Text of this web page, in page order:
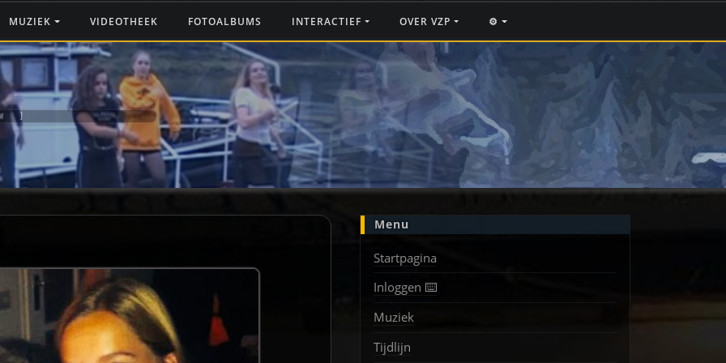
MUZIEK VIDEOTHEEK FOTOALBUMS INTERACTIEF OVER VZP ⚙️
]
Menu
Startpagina
Inloggen ⌨️
Muziek
Tijdlijn